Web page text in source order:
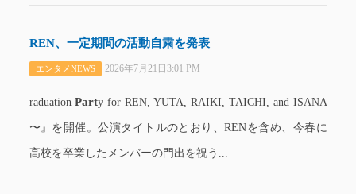
REN、一定期間の活動自粛を発表
エンタメNEWS 2026年7月21日3:01 PM
raduationParty for REN, YUTA, RAIKI, TAICHI, and ISANA
〜』を開催。公演タイトルのとおり、RENを含め、今春に
高校を卒業したメンバーの門出を祝う...